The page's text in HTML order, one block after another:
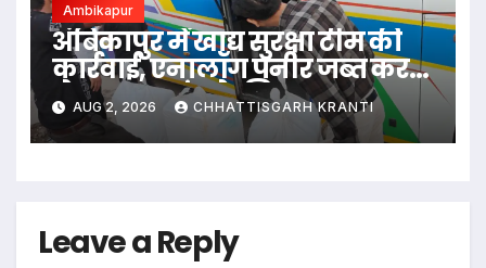
Ambikapur
अंबिकापुर में खाद्य सुरक्षा टीम की
कार्रवाई, एनालॉग पनीर जब्त कर
भेजा गया जांच के लिए
AUG 2, 2026 CHHATTISGARH KRANTI
Leave a Reply